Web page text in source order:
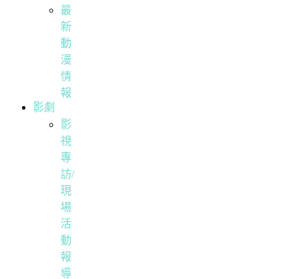
最
新
動
漫
情
報
影劇
影
視
專
訪/
現
場
活
動
報
導